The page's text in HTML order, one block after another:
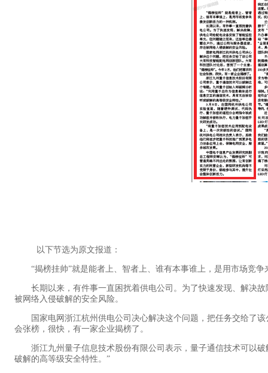
以下节选为原文报道：
“揭榜挂帅”就是能者上、智者上、谁有本事谁上，是用市场竞
长期以来，有件事一直困扰着供电公司。为了快速发现、解决故
被网络入侵破解的安全风险。
国家电网浙江杭州供电公司决心解决这个问题，把任务交给了该
会张榜，很快，有一家企业揭榜了。
浙江九州量子信息技术股份有限公司表示，量子通信技术可以破
破解的高等级安全特性。”